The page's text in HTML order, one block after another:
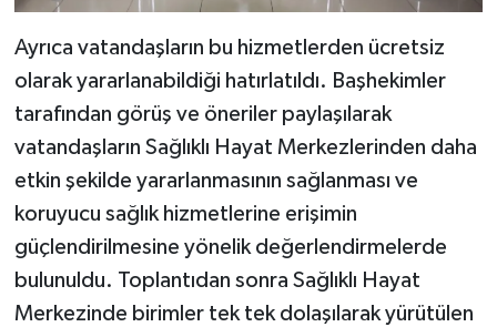
Ayrıca vatandaşların bu hizmetlerden ücretsiz
olarak yararlanabildiği hatırlatıldı. Başhekimler
tarafından görüş ve öneriler paylaşılarak
vatandaşların Sağlıklı Hayat Merkezlerinden daha
etkin şekilde yararlanmasının sağlanması ve
koruyucu sağlık hizmetlerine erişimin
güçlendirilmesine yönelik değerlendirmelerde
bulunuldu. Toplantıdan sonra Sağlıklı Hayat
Merkezinde birimler tek tek dolaşılarak yürütülen